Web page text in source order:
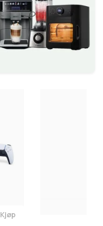
Legg Sony PlayStation 5
Kjøp